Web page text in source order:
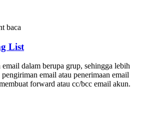
baca
List
dalam berupa grup, sehingga lebih
email atau penerimaan email
forward atau cc/bcc email akun.